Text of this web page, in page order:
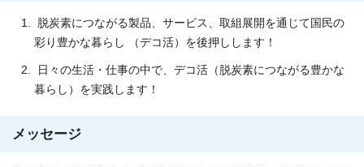
脱炭素につながる製品、サービス、取組展開を通じて国民の
彩り豊かな暮らし （デコ活）を後押しします！
日々の生活・仕事の中で、デコ活（脱炭素につながる豊かな
暮らし）を実践します！
メッセージ